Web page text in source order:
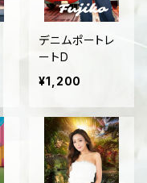
デニムポートレ
ートD
¥1,200